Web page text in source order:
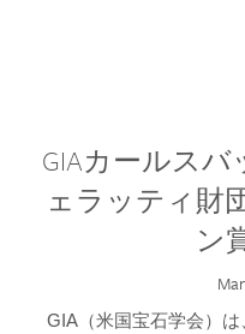
GIAカールス
ェラッティ財
ン
GIA（米国宝石学会）